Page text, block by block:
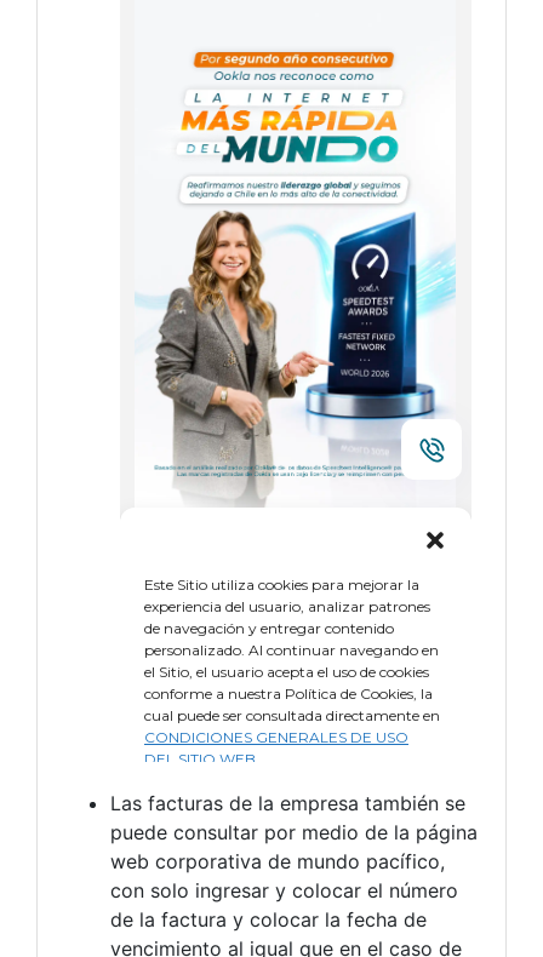
Las facturas de la empresa también se
puede consultar por medio de la página
web corporativa de mundo pacífico,
con solo ingresar y colocar el número
de la factura y colocar la fecha de
vencimiento al igual que en el caso de